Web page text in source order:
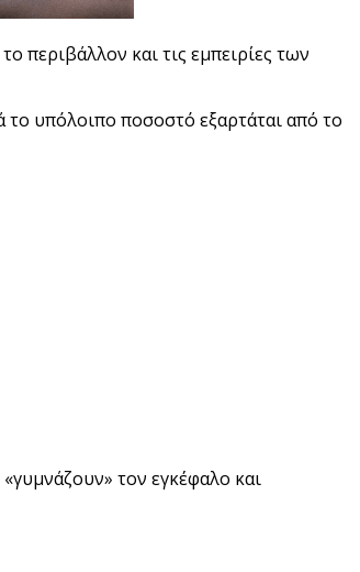
περιβάλλον και τις εμπειρίες των
υπόλοιπο ποσοστό εξαρτάται από το
τον εγκέφαλο και